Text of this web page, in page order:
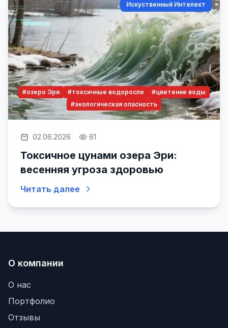
Искуственный Интелект
#озеро Эри #токсичные водоросли
#цветение воды
#экологическая опасность
02.06.2026 61
Токсичное цунами озера Эри:
весенняя угроза здоровью
Читать далее
О компании
О нас
Портфолио
Отзывы